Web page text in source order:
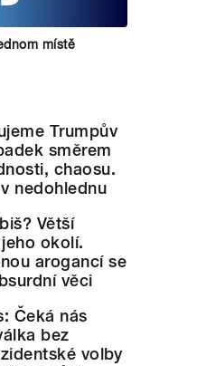
místě
Trumpův
směrem
chaosu.
nedohlednu
Větší
okolí.
arogancí se
věci
Čeká nás
bez
volby